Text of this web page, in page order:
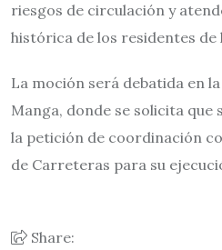
riesgos de circulación y
histórica de los residentes de
La moción será debatida en
Manga, donde se solicita que
la petición de coordinación
de Carreteras para su
Share: